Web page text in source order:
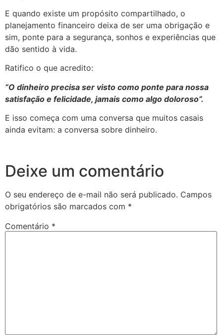
E quando existe um propósito compartilhado, o
planejamento financeiro deixa de ser uma obrigação e
sim, ponte para a segurança, sonhos e experiências que
dão sentido à vida.
Ratifico o que acredito:
“O dinheiro precisa ser visto como ponte para nossa
satisfação e felicidade, jamais como algo doloroso”.
E isso começa com uma conversa que muitos casais
ainda evitam: a conversa sobre dinheiro.
Deixe um comentário
O seu endereço de e-mail não será publicado. Campos
obrigatórios são marcados com *
Comentário *